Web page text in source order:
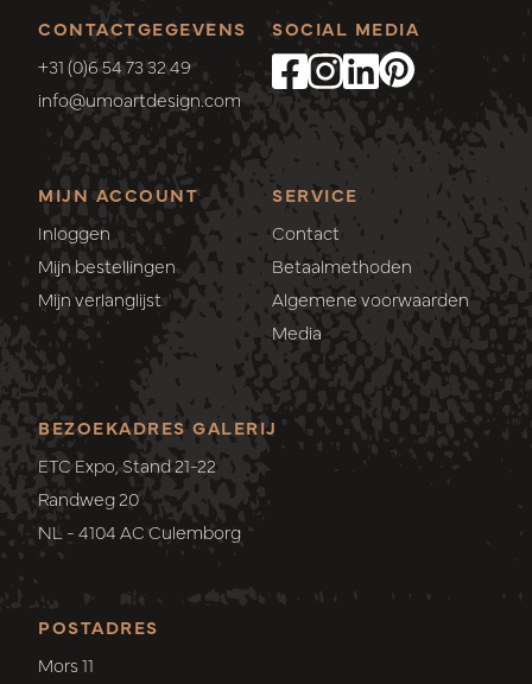
CONTACTGEGEVENS
+31 (0)6 54 73 32 49
info@umoartdesign.com
MIJN ACCOUNT
Inloggen
Mijn bestellingen
Mijn verlanglijst
SERVICE
Contact
Betaalmethoden
Algemene voorwaarden
Media
SOCIAL MEDIA
POSTADRES
Mors 11
BEZOEKADRES GALERIJ
ETC Expo, Stand 21-22
Randweg 20
NL - 4104 AC Culemborg